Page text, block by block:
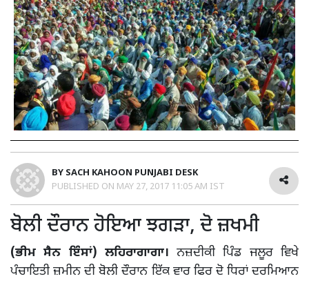
BY SACH KAHOON PUNJABI DESK
PUBLISHED ON MAY 27, 2017 11:05 AM IST
ਬੋਲੀ ਦੌਰਾਨ ਹੋਇਆ ਝਗੜਾ, ਦੋ ਜ਼ਖਮੀ
(ਭੀਮ ਸੈਨ ਇੰਸਾਂ) ਲਹਿਰਾਗਾਗਾ।ਨਜ਼ਦੀਕੀ ਪਿੰਡ ਜਲੂਰ ਵਿਖੇ
ਪੰਚਾਇਤੀ ਜ਼ਮੀਨ ਦੀ ਬੋਲੀ ਦੌਰਾਨ ਇੱਕ ਵਾਰ ਫਿਰ ਦੋ ਧਿਰਾਂ ਦਰਮਿਆਨ